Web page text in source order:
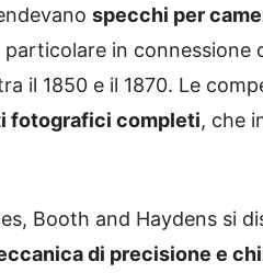
specchi per
in connessione
il 1850 e il 1870. Le
fotografici completi, che
Booth and Haydens si
di precisione e